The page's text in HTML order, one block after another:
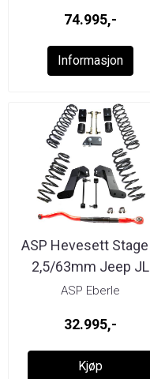
74.995,-
Informasjon
ASP Hevesett Stage
2,5/63mm Jeep JL
Bilstein
ASP Eberle
32.995,-
Kjøp